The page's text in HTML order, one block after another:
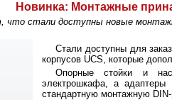
Новинка: Монтажные
стали доступны новые
Стали доступны для
корпусов UCS, которые
Опорные стойки и
электрошкафа, а адаптеры
стандартную монтажную DIN-